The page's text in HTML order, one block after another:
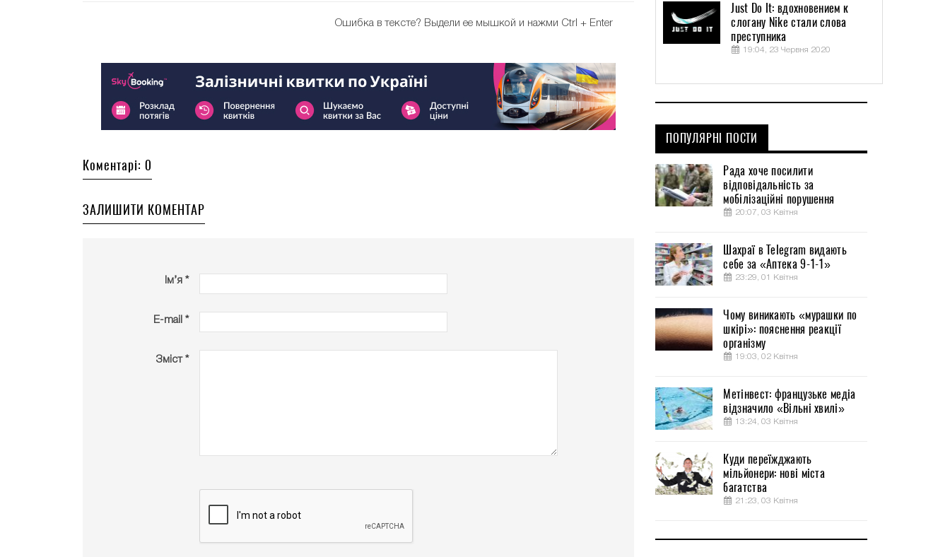
Ошибка в тексте? Выдели ее мышкой и нажми Ctrl + Enter
Коментарі: 0
ЗАЛИШИТИ КОМЕНТАР
Ім’я *
E-mail *
Зміст *
Just Do It: вдохновением к
слогану Nike стали слова
преступника
19:04, 23 Червня 2020
ПОПУЛЯРНІ ПОСТИ
Рада хоче посилити
відповідальність за
мобілізаційні порушення
20:07, 03 Квітня
Шахраї в Telegram видають
себе за «Аптека 9-1-1»
23:29, 01 Квітня
Чому виникають «мурашки по
шкірі»: пояснення реакції
організму
19:03, 02 Квітня
Метінвест: французьке медіа
відзначило «Вільні хвилі»
13:24, 03 Квітня
Куди переїжджають
мільйонери: нові міста
багатства
21:23, 03 Квітня